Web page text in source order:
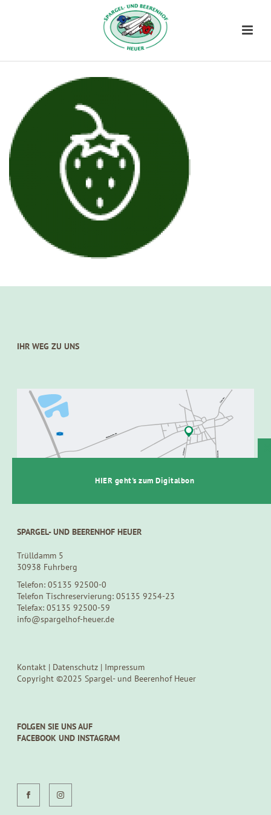
IHR WEG ZU UNS
SPARGEL- UND BEERENHOF HEUER
Trülldamm 5
30938 Fuhrberg
Telefon: 05135 92500-0
Telefon Tischreservierung: 05135 9254-23
Telefax: 05135 92500-59
info@spargelhof-heuer.de
Kontakt | Datenschutz | Impressum
Copyright ©2025 Spargel- und Beerenhof Heuer
FOLGEN SIE UNS AUF
FACEBOOK UND INSTAGRAM
HIER geht's zum Digitalbon